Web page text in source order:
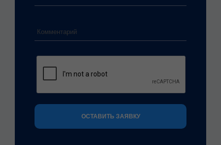
ОСТАВИТЬ ЗАЯВКУ